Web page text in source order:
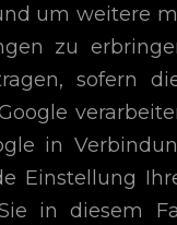
um weitere
zu
sofern
in
Einstellung
in diesem